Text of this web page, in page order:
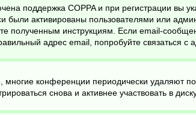
поддержка COPPA и при регистрации вы
активированы пользователями или
полученным инструкциям. Если email-
адрес email, попробуйте связаться с
конференции периодически удаляют
снова и активнее участвовать в